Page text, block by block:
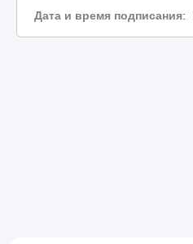
Дата и время подписания: